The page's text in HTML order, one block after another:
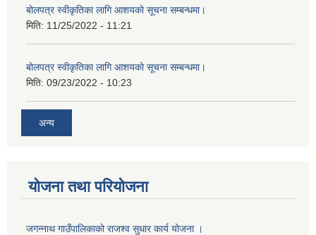
बोलपत्र स्वीकृतिका लागि आशयको सूचना सम्बन्धमा।
मिति: 11/25/2022 - 11:21
बोलपत्र स्वीकृतिका लागि आशयको सूचना सम्बन्धमा।
मिति: 09/23/2022 - 10:23
अन्य
योजना तथा परियोजना
जगन्नाथ गाउँपालिकाको राजश्व सुधार कार्य योजना ।